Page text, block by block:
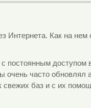
Интернета. Как на
постоянным доступом
очень часто обновлял
свежих баз и с их